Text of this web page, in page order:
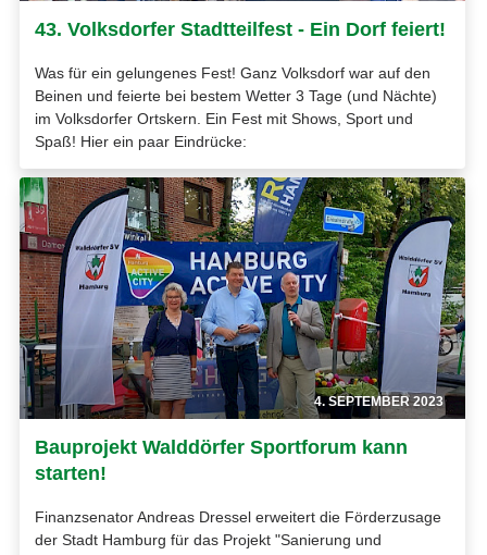
43. Volksdorfer Stadtteilfest - Ein Dorf feiert!
Was für ein gelungenes Fest! Ganz Volksdorf war auf den
Beinen und feierte bei bestem Wetter 3 Tage (und Nächte)
im Volksdorfer Ortskern. Ein Fest mit Shows, Sport und
Spaß! Hier ein paar Eindrücke:
4. SEPTEMBER 2023
Bauprojekt Walddörfer Sportforum kann
starten!
Finanzsenator Andreas Dressel erweitert die Förderzusage
der Stadt Hamburg für das Projekt "Sanierung und